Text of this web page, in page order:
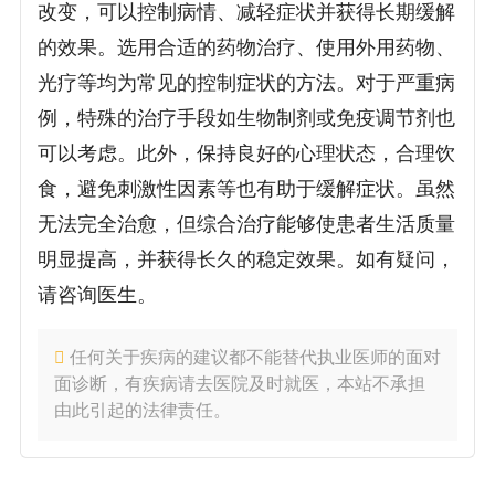
改变，可以控制病情、减轻症状并获得长期缓解
的效果。选用合适的药物治疗、使用外用药物、
光疗等均为常见的控制症状的方法。对于严重病
例，特殊的治疗手段如生物制剂或免疫调节剂也
可以考虑。此外，保持良好的心理状态，合理饮
食，避免刺激性因素等也有助于缓解症状。虽然
无法完全治愈，但综合治疗能够使患者生活质量
明显提高，并获得长久的稳定效果。如有疑问，
请咨询医生。
任何关于疾病的建议都不能替代执业医师的面对
面诊断，有疾病请去医院及时就医，本站不承担
由此引起的法律责任。